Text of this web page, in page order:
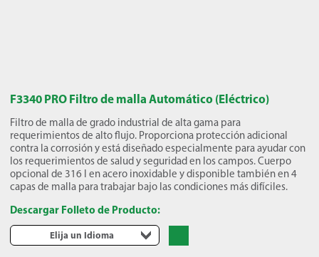
F3340 PRO Filtro de malla Automático (Eléctrico)
Filtro de malla de grado industrial de alta gama para
requerimientos de alto flujo. Proporciona protección adicional
contra la corrosión y está diseñado especialmente para ayudar con
los requerimientos de salud y seguridad en los campos. Cuerpo
opcional de 316 l en acero inoxidable y disponible también en 4
capas de malla para trabajar bajo las condiciones más difíciles.
Descargar Folleto de Producto:
Elija un Idioma